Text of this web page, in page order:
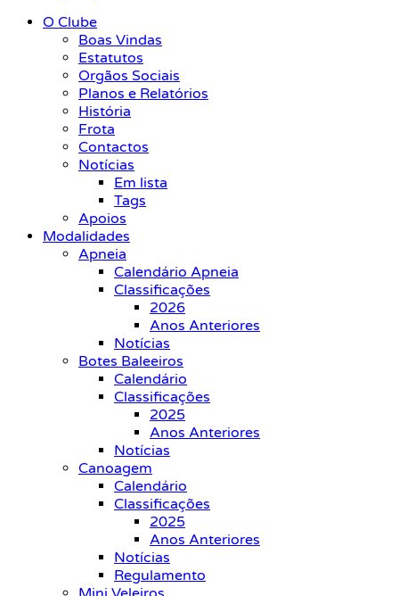
O Clube
Boas Vindas
Estatutos
Orgãos Sociais
Planos e Relatórios
História
Frota
Contactos
Notícias
Em lista
Tags
Apoios
Modalidades
Apneia
Calendário Apneia
Classificações
2026
Anos Anteriores
Notícias
Botes Baleeiros
Calendário
Classificações
2025
Anos Anteriores
Notícias
Canoagem
Calendário
Classificações
2025
Anos Anteriores
Notícias
Regulamento